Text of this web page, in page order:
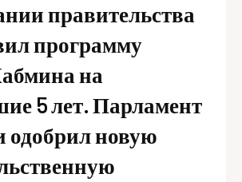
правительства
программу
на
5 лет. Парламент
одобрил новую